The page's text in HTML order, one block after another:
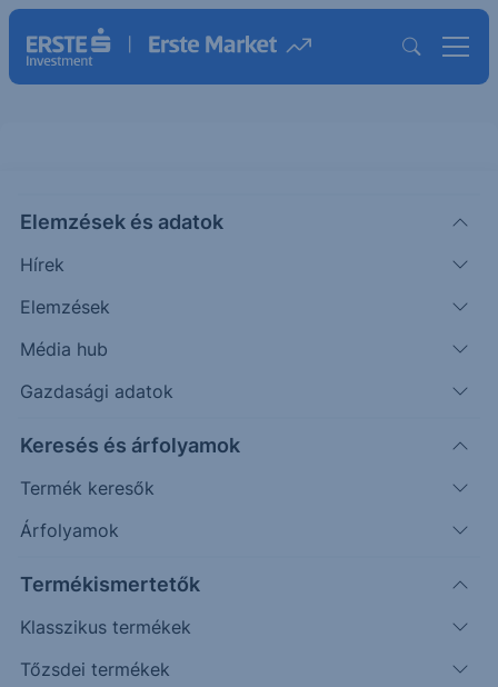
Elemzések és adatok
Hírek
Elemzések
Média hub
Gazdasági adatok
Keresés és árfolyamok
Termék keresők
Árfolyamok
Termékismertetők
Klasszikus termékek
Tőzsdei termékek
ACC(USA)
American Campus Communities
REIT Ord Shs
65.45
Időpont: 24.03.04. 16:59
További információk kérése
Erste Market Pro belépés